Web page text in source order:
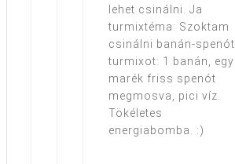
lehet csinálni. Ja
turmixtéma: Szoktam
csinálni banán-spenót
turmixot: 1 banán, egy
marék friss spenót
megmosva, pici víz.
Tökéletes
energiabomba. :)